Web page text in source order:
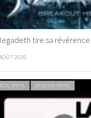
tire sa révérence
2026
METAL WEBZINE METAL